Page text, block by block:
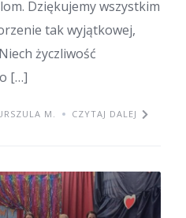
Dziękujemy wszystkim
tak wyjątkowej,
życzliwość
[…]
M. CZYTAJ DALEJ